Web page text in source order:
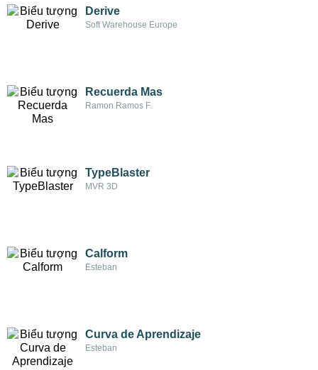
Derive
Soft Warehouse Europe
Recuerda Mas
Ramon Ramos F.
TypeBlaster
MVR 3D
Calform
Esteban
Curva de Aprendizaje
Esteban